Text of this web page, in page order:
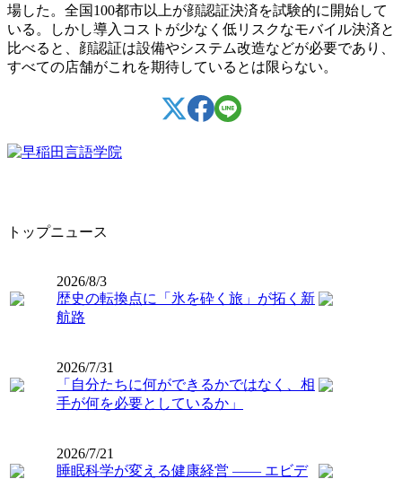
場した。全国100都市以上が顔認証決済を試験的に開始して
いる。しかし導入コストが少なく低リスクなモバイル決済と
比べると、顔認証は設備やシステム改造などが必要であり、
すべての店舗がこれを期待しているとは限らない。
トップニュース
2026/8/3
歴史の転換点に「氷を砕く旅」が拓く新
航路
2026/7/31
「自分たちに何ができるかではなく、相
手が何を必要としているか」
2026/7/21
睡眠科学が変える健康経営 ―― エビデ